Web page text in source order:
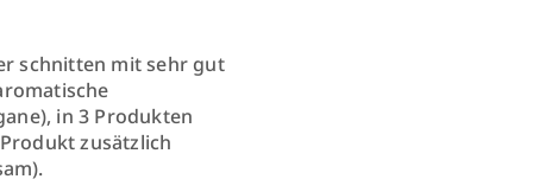
schnitten mit sehr gut
in 3 Produkten
zusätzlich